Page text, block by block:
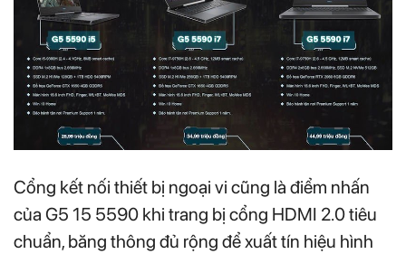
Cổng kết nối thiết bị ngoại vi cũng là điểm nhấn
của G5 15 5590 khi trang bị cổng HDMI 2.0 tiêu
chuẩn, băng thông đủ rộng để xuất tín hiệu hình